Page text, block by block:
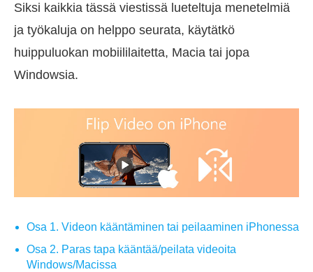
Siksi kaikkia tässä viestissä lueteltuja menetelmiä
ja työkaluja on helppo seurata, käytätkö
huippuluokan mobiililaitetta, Macia tai jopa
Windowsia.
Osa 1. Videon kääntäminen tai peilaaminen iPhonessa
Osa 2. Paras tapa kääntää/peilata videoita
Windows/Macissa